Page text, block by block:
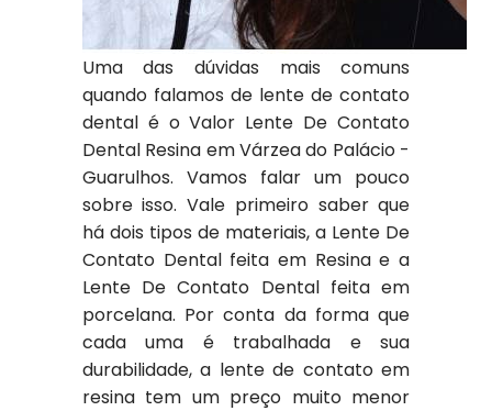
Uma das dúvidas mais comuns
quando falamos de lente de contato
dental é o Valor Lente De Contato
Dental Resina em Várzea do Palácio -
Guarulhos. Vamos falar um pouco
sobre isso. Vale primeiro saber que
há dois tipos de materiais, a Lente De
Contato Dental feita em Resina e a
Lente De Contato Dental feita em
porcelana. Por conta da forma que
cada uma é trabalhada e sua
durabilidade, a lente de contato em
resina tem um preço muito menor